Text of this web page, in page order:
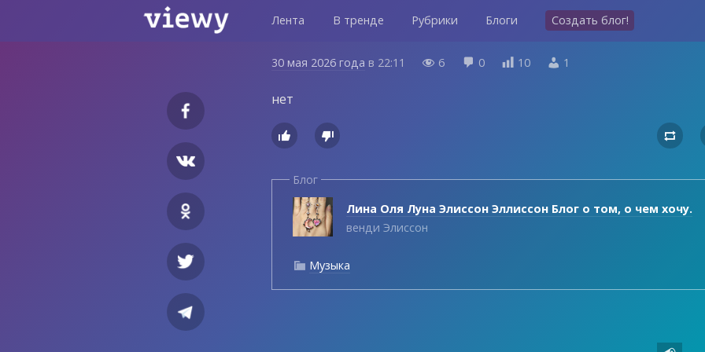
Лента В тренде Рубрики Блоги Создать блог!
30 мая 2026 года в 22:11  6  0  10  1
нет
  
Блог
Лина Оля Луна Элиссон Эллиссон Блог о том, о чем хочу.
венди Элиссон
 Музыка